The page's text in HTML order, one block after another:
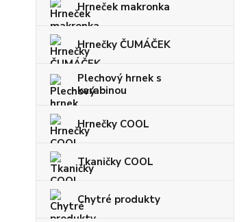
Hrneček makronka
Hrnečky ČUMÁČEK
Plechový hrnek s
karabinou
Hrnečky COOL
Tkaničky COOL
Chytré produkty